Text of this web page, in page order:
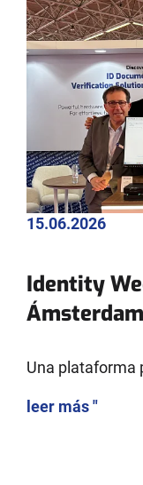
15.06.2026
Identity
Ámsterdam
Una plataforma
leer más "